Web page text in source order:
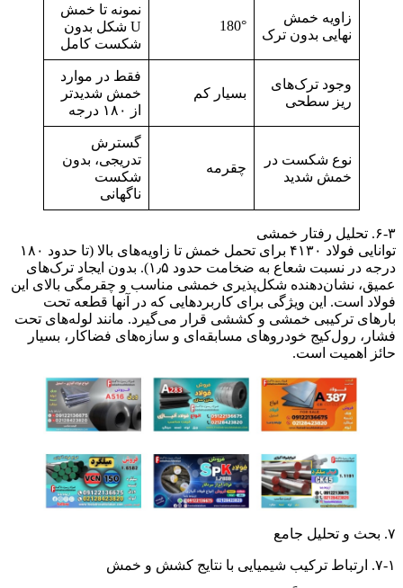
زاویه خمش
نهایی بدون ترک
180°
نمونه تا خمش
U شکل بدون
شکست کامل
وجود ترک‌های
ریز سطحی
بسیار کم
فقط در موارد
خمش شدیدتر
از ۱۸۰ درجه
نوع شکست در
خمش شدید
چقرمه
گسترش
تدریجی، بدون
شکست
ناگهانی
۶-۳. تحلیل رفتار خمشی
توانایی فولاد ۴۱۳۰ برای تحمل خمش تا زاویه‌های بالا (تا حدود ۱۸۰
درجه در نسبت شعاع به ضخامت حدود ۱٫۵). بدون ایجاد ترک‌های
عمیق، نشان‌دهنده شکل‌پذیری خمشی مناسب و چقرمگی بالای این
فولاد است. این ویژگی برای کاربردهایی که در آنها قطعه تحت
بارهای ترکیبی خمشی و کششی قرار می‌گیرد. مانند لوله‌های تحت
فشار، رول‌کیج خودروهای مسابقه‌ای و سازه‌های فضاکار، بسیار
حائز اهمیت است.
۷. بحث و تحلیل جامع
۷-۱. ارتباط ترکیب شیمیایی با نتایج کشش و خمش